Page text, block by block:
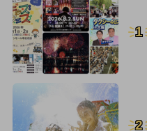
1
2